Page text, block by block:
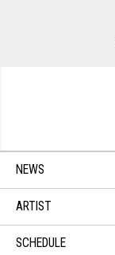
NEWS
ARTIST
SCHEDULE